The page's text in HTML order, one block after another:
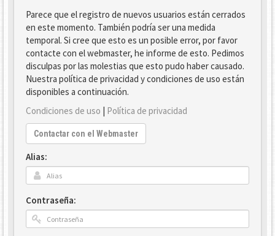
Parece que el registro de nuevos usuarios están cerrados
en este momento. También podría ser una medida
temporal. Si cree que esto es un posible error, por favor
contacte con el webmaster, he informe de esto. Pedimos
disculpas por las molestias que esto pudo haber causado.
Nuestra política de privacidad y condiciones de uso están
disponibles a continuación.
Condiciones de uso | Política de privacidad
Contactar con el Webmaster
Alias:
Contraseña: